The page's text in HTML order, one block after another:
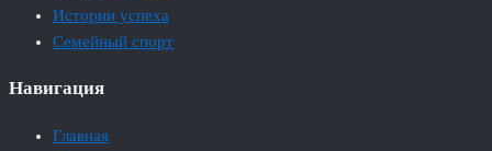
Истории успеха
Семейный спорт
Навигация
Главная